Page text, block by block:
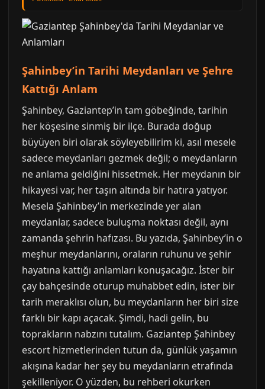
Şahinbey’in Tarihi Meydanları ve Şehre
Kattığı Anlam
Şahinbey, Gaziantep’in tam göbeğinde, tarihin
her köşesine sinmiş bir ilçe. Burada doğup
büyüyen biri olarak söyleyebilirim ki, asıl mesele
sadece meydanları gezmek değil; o meydanların
ne anlama geldiğini hissetmek. Her meydanın bir
hikayesi var, her taşın altında bir hatıra yatıyor.
Mesela Şahinbey’in merkezinde yer alan
meydanlar, sadece buluşma noktası değil, aynı
zamanda şehrin hafızası. Bu yazıda, Şahinbey’in o
meşhur meydanlarını, oraların ruhunu ve şehir
hayatına kattığı anlamları konuşacağız. İster bir
çay bahçesinde oturup muhabbet edin, ister bir
tarih meraklısı olun, bu meydanların her biri size
farklı bir kapı açacak. Şimdi, hadi gelin, bu
toprakların nabzını tutalım. Gaziantep Şahinbey
escort hizmetlerinden tutun da, günlük yaşamın
akışına kadar her şey bu meydanların etrafında
şekilleniyor. O yüzden, bu rehberi okurken